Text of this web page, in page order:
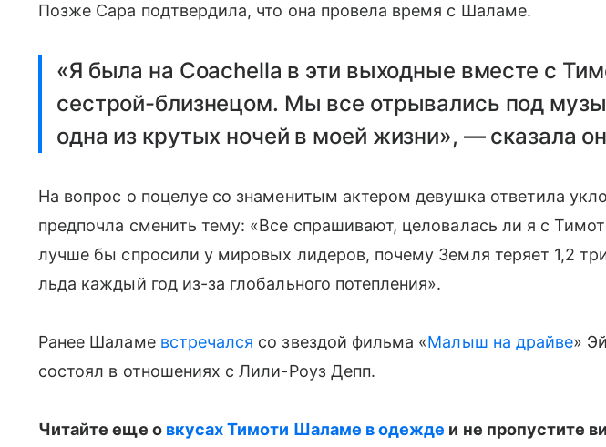
Позже Сара подтвердила, что она провела время с Шаламе.
«Я была на Coachella в эти выходные вместе с
сестрой-близнецом. Мы все отрывались под
одна из крутых ночей в моей жизни», — сказала
На вопрос о поцелуе со знаменитым актером девушка ответила
предпочла сменить тему: «Все спрашивают, целовалась ли я с
лучше бы спросили у мировых лидеров, почему Земля теряет 1,2
льда каждый год из-за глобального потепления».
Ранее Шаламе встречался со звездой фильма «Малыш на драйве»
состоял в отношениях с Лили-Роуз Депп.
Читайте еще о вкусах Тимоти Шаламе в одежде и не пропустите